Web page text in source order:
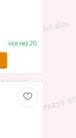
více než 20